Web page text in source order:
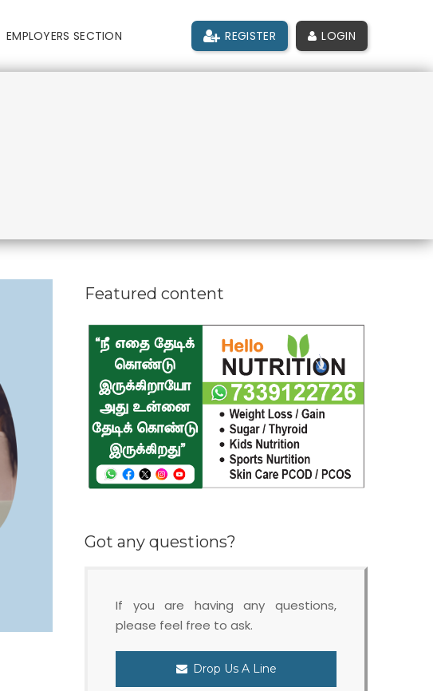
EMPLOYERS SECTION REGISTER LOGIN
Featured content
Got any questions?
If you are having any questions,
please feel free to ask.
Drop Us A Line